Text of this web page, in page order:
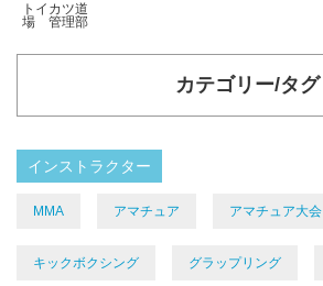
トイカツ道
場 管理部
カテゴリー/タグ
インストラクター
MMA アマチュア アマチュア大会
キックボクシング グラップリング